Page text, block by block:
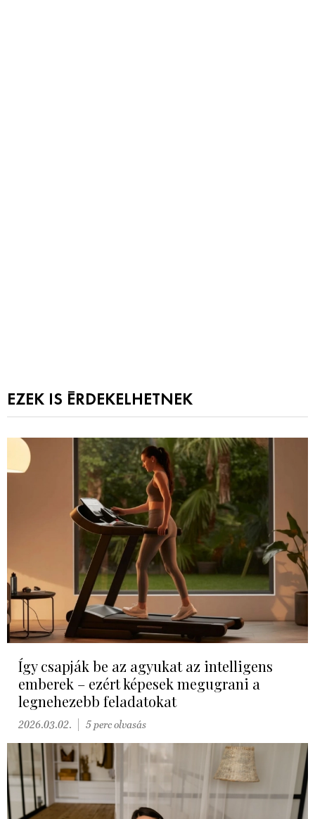
EZEK IS ÉRDEKELHETNEK
Így csapják be az agyukat az intelligens
emberek – ezért képesek megugrani a
legnehezebb feladatokat
2026.03.02. 5 perc olvasás